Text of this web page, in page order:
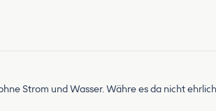
Strom und Wasser. Währe es da nicht